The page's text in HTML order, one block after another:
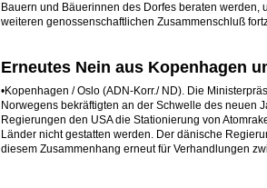
Bauern und Bäuerinnen des Dorfes beraten werden,
weiteren genossenschaftlichen Zusammenschluß
Erneutes Nein aus Kopenhagen
•Kopenhagen / Oslo (ADN-Korr./ ND). Die
Norwegens bekräftigten an der Schwelle des neuen
Regierungen den USA die Stationierung von
Länder nicht gestatten werden. Der dänische
diesem Zusammenhang erneut für Verhandlungen